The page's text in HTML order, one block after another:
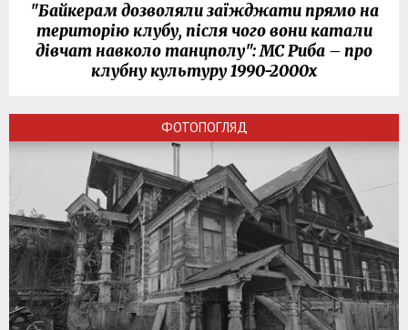
"Байкерам дозволяли заїжджати прямо на
територію клубу, після чого вони катали
дівчат навколо танцполу": МС Риба – про
клубну культуру 1990-2000х
ФОТОПОГЛЯД